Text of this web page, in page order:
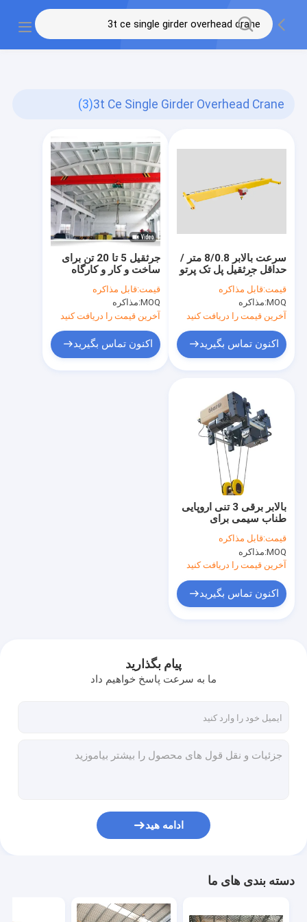
gtag('config', 'G-QWE9HWC3PF', {cookie_flags:
"SameSite=None;Secure"});
3t Ce Single Girder Overhead Crane
(3)
جرثقیل 5 تا 20 تن برای
ساخت و کار و کارگاه
قیمت:قابل مذاکره
MOQ: مذاکره
آخرین قیمت را دریافت کنید
اکنون تماس بگیرید
سرعت بالابر 8/0.8 متر /
حداقل جرثقیل پل تک پرتو
قیمت:قابل مذاکره
MOQ: مذاکره
آخرین قیمت را دریافت کنید
اکنون تماس بگیرید
بالابر برقی 3 تنی اروپایی
طناب سیمی برای
قیمت:قابل مذاکره
MOQ: مذاکره
آخرین قیمت را دریافت کنید
اکنون تماس بگیرید
پیام بگذارید
ما به سرعت پاسخ خواهیم داد
ادامه هید
دسته بندی های ما